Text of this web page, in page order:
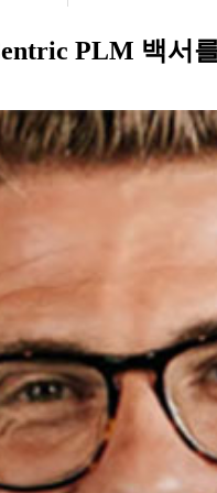
PLM 백서